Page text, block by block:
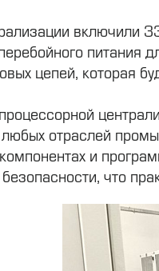
включили
питания
цепей, которая
отраслей
и
что